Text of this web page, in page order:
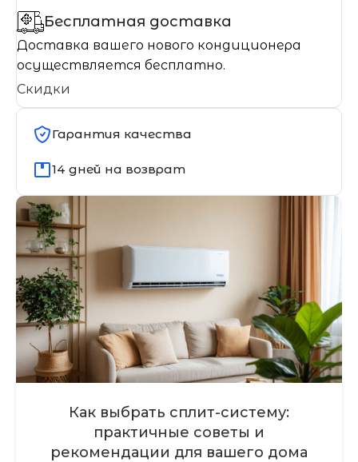
Бесплатная доставка
Доставка вашего нового кондиционера
осуществляется бесплатно.
Скидки
Гарантия качества
14 дней на возврат
Как выбрать сплит-систему:
практичные советы и
рекомендации для вашего дома